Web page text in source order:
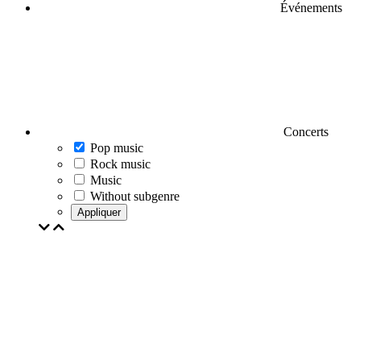
Événements
Concerts
Pop music
Rock music
Music
Without subgenre
Appliquer